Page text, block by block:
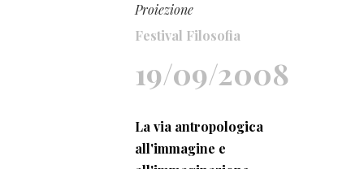
Proiezione
Festival Filosofia
19/09/2008
La via antropologica
all'immagine e